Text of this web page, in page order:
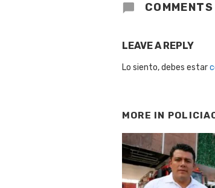
COMMENTS
LEAVE A REPLY
Lo siento, debes estar
MORE IN